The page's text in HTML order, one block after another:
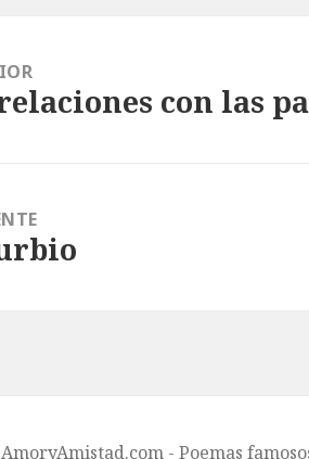
con las
- Poemas